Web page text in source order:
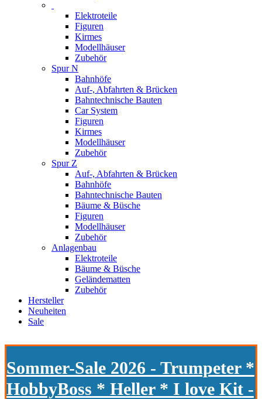
Elektroteile
Figuren
Kirmes
Modellhäuser
Zubehör
Spur N
Bahnhöfe
Auf-, Abfahrten & Brücken
Bahntechnische Bauten
Car System
Figuren
Kirmes
Modellhäuser
Zubehör
Spur Z
Auf-, Abfahrten & Brücken
Bahnhöfe
Bahntechnische Bauten
Bäume & Büsche
Figuren
Modellhäuser
Zubehör
Anlagenbau
Elektroteile
Bäume & Büsche
Geländematten
Zubehör
Hersteller
Neuheiten
Sale
Sommer-Sale 2026 - Trumpeter *
HobbyBoss * Heller * I love Kit -